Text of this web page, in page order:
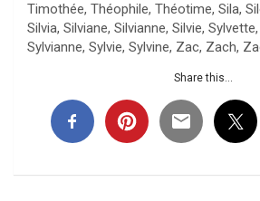
Timothée, Théophile, Théotime, Sila,
Silvia, Silviane, Silvianne, Silvie,
Sylvianne, Sylvie, Sylvine, Zac, Zach,
Share this...